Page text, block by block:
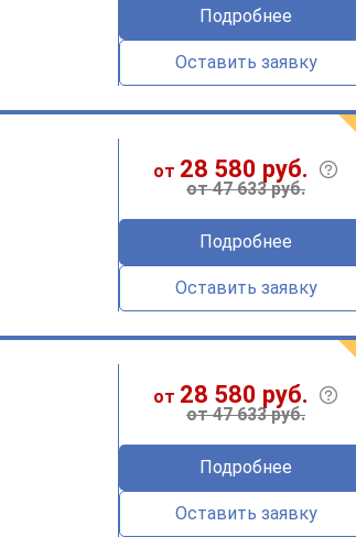
Подробнее
Оставить заявку
от 28 580 руб.
от 47 633 руб.
Подробнее
Оставить заявку
от 28 580 руб.
от 47 633 руб.
Подробнее
Оставить заявку